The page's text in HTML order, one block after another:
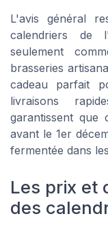
L'avis général
calendriers de
seulement
brasseries
cadeau parfait
livraisons
garantissent que
avant le 1er
fermentée dans
Les prix et
des